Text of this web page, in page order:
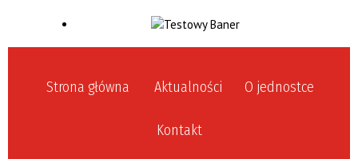
Strona główna Aktualności O jednostce
Kontakt